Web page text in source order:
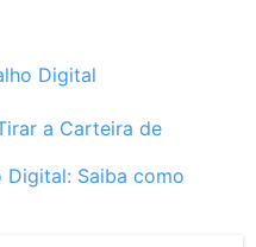
Digital
a Carteira de
Digital: Saiba como